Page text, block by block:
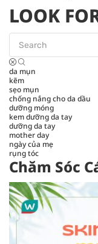
LOOK
da mụn
kẽm
sẹo mụn
chống nắng cho da dầu
dưỡng móng
kem dưỡng da tay
dưỡng da tay
mother day
ngày của mẹ
rụng tóc
Chăm Sóc